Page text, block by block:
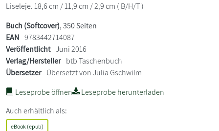
Liseleje. 18,6 cm / 11,9 cm / 2,9 cm ( B/H/T )
Buch (Softcover), 350 Seiten
EAN 9783442714087
Veröffentlicht Juni 2016
Verlag/Hersteller btb Taschenbuch
Übersetzer Übersetzt von Julia Gschwilm
Leseprobe öffnen
Leseprobe herunterladen
Auch erhältlich als:
eBook (epub)